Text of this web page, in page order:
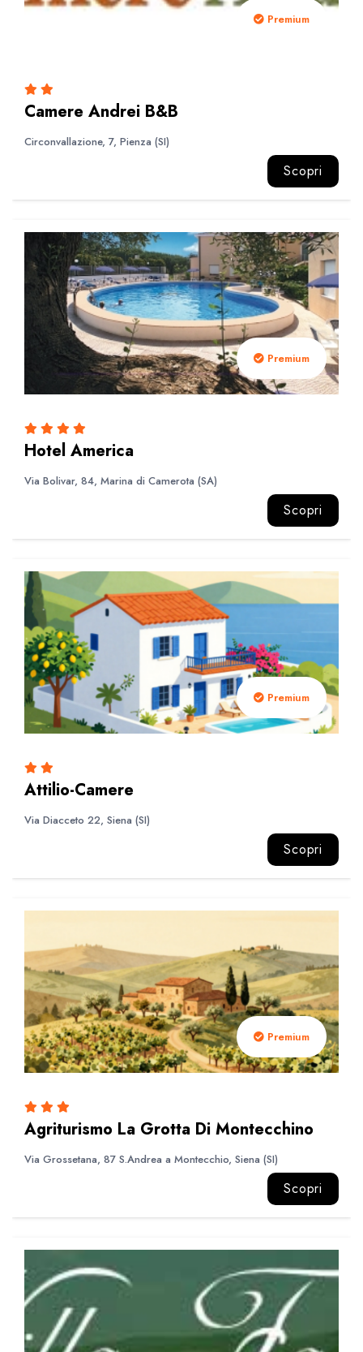
Premium
Camere Andrei B&B
Circonvallazione, 7, Pienza (SI)
Scopri
Premium
Hotel America
Via Bolivar, 84, Marina di Camerota (SA)
Scopri
Premium
Attilio-Camere
Via Diacceto 22, Siena (SI)
Scopri
Premium
Agriturismo La Grotta Di Montecchino
Via Grossetana, 87 S.Andrea a Montecchio, Siena (SI)
Scopri